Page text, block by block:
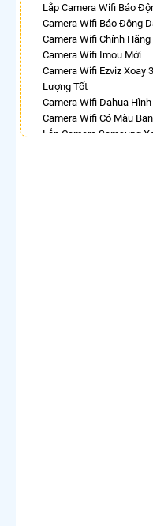
Lắp Camera Wifi Báo
Camera Wifi Báo Động
Camera Wifi Chính Hãng
Camera Wifi Imou Mới
Camera Wifi Ezviz Xoay
Lượng Tốt
Camera Wifi Dahua
Camera Wifi Có Màu
Lắp Camera Samsung